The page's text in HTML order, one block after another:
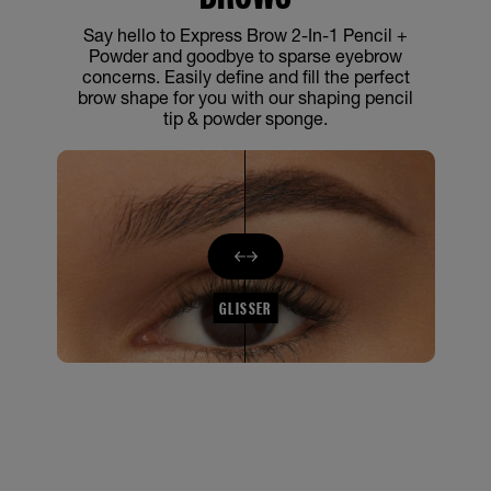
Say hello to Express Brow 2-In-1 Pencil +
Powder and goodbye to sparse eyebrow
concerns. Easily define and fill the perfect
brow shape for you with our shaping pencil
tip & powder sponge.
GLISSER